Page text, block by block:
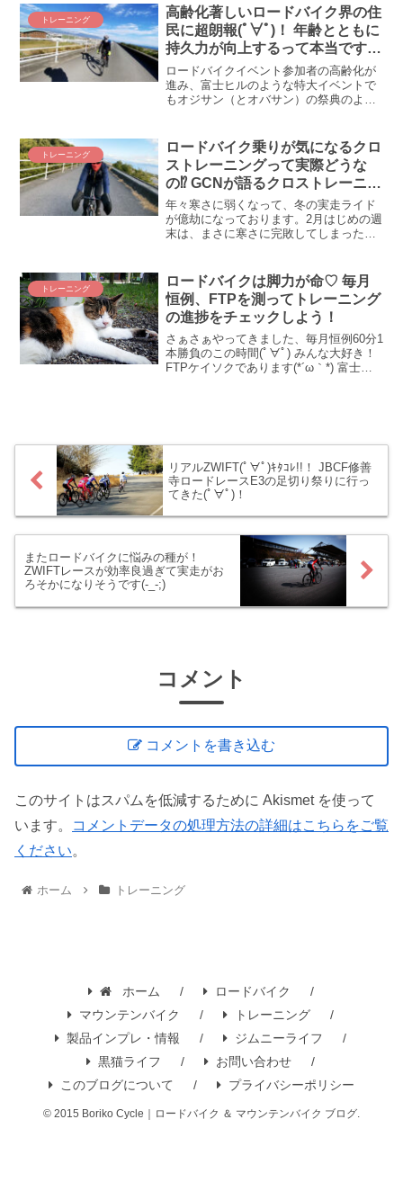
ら再びトレーナーロードのトレーニング
プランに従うことにしました。そうした
ら、まぁトレーナーロードさんった
ら！！ いきなり過去失敗しまくりのワー
クアウトぶち込んできてくれるじゃあり
ませんか(´_ゝ｀)ｽﾃｷ!
トレーニング
高齢化著しいロードバイク界の住
民に超朗報(ﾟ∀ﾟ)！ 年齢とともに
持久力が向上するって本当です
か！？
ロードバイクイベント参加者の高齢化が
進み、富士ヒルのような特大イベントで
もオジサン（とオバサン）の祭典のよう
うに・・・と思うじゃないですか。でも
実は、一概に加齢＝持久力の低下とは言
えないみたいなんです。高齢化真っ盛り
の僕が言ったんじゃないですよ！？ みん
な大好き、GCNが言ったんです。果たし
て、年齢とともに持久力は上がるの
か！？ GCNに聞いてみよう！
トレーニング
ロードバイク乗りが気になるクロ
ストレーニングって実際どうな
の⁉ GCNが語るクロストレーニン
グのメリット・効果とは?
年々寒さに弱くなって、冬の実走ライド
が億劫になっております。2月はじめの週
末は、まさに寒さに完敗してしまった週
以上ウォーキングしたもん。ウォーキン
グもいわゆるクロストレーニングとして
効果あるよね！？教えてGCN！
トレーニング
ロードバイクは脚力が命♡ 毎月
恒例、FTPを測ってトレーニング
の進捗をチェックしよう！
さぁさぁやってきました、毎月恒例60分1
本勝負のこの時間(ﾟ∀ﾟ) みんな大好き！
FTPケイソクであります(*´ω｀*) 富士チ
リアルZWIFT(ﾟ∀ﾟ)ｷﾀｺﾚ!!！ JBCF修善
寺ロードレースE3の足切り祭りに行っ
てきた(ﾟ∀ﾟ)！
またロードバイクに悩みの種が！
ZWIFTレースが効率良過ぎて実走がお
ろそかになりそうです(-_-;)
コメント
コメントを書き込む
このサイトはスパムを低減するために Akismet を使って
います。
コメントデータの処理方法の詳細はこちらをご覧
ください。
ホーム トレーニング
ホーム
ロードバイク
マウンテンバイク
トレーニング
製品インプレ・情報
ジムニーライフ
黒猫ライフ
お問い合わせ
このブログについて
プライバシーポリシー
© 2015 Boriko Cycle｜ロードバイク ＆ マウンテンバイク ブログ.